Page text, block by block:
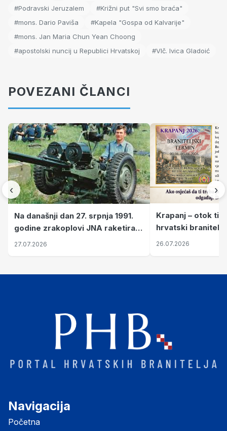
#Podravski Jeruzalem
#Križni put "Svi smo braća"
#mons. Dario Paviša
#Kapela "Gospa od Kalvarije"
#mons. Jan Maria Chun Yean Choong
#apostolski nuncij u Republici Hrvatskoj
#Vlč. Ivica Gladoić
POVEZANI ČLANCI
‹
Na današnji dan 27. srpnja 1991.
godine zrakoplovi JNA raketirali
su vojarnu i obučni centar "Nikola
27.07.2026
Krapanj – otok
hrvatski branitelji
pronalaze mir
26.07.2026
›
Navigacija
Početna